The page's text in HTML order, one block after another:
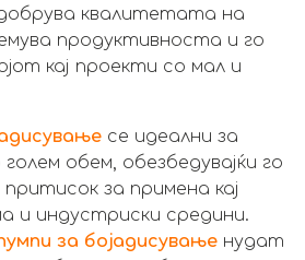
квалитетата на
продуктивноста и го
кај проекти со мал и
се идеални за
обем, обезбедувајќи го
за примена кај
и индустриски средини.
за бојадисување нудат